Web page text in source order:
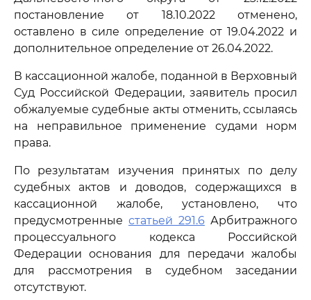
постановление от 18.10.2022 отменено,
оставлено в силе определение от 19.04.2022 и
дополнительное определение от 26.04.2022.
В кассационной жалобе, поданной в Верховный
Суд Российской Федерации, заявитель просил
обжалуемые судебные акты отменить, ссылаясь
на неправильное применение судами норм
права.
По результатам изучения принятых по делу
судебных актов и доводов, содержащихся в
кассационной жалобе, установлено, что
предусмотренные статьей 291.6 Арбитражного
процессуального кодекса Российской
Федерации основания для передачи жалобы
для рассмотрения в судебном заседании
отсутствуют.